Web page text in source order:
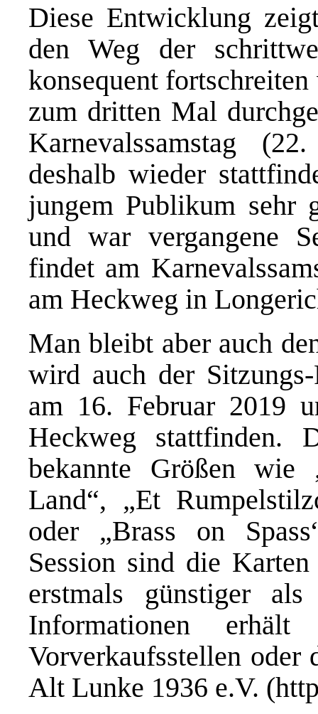
Diese Entwicklung
den Weg der
konsequent
zum dritten Mal
Karnevalssamstag
deshalb wieder
jungem Publikum sehr
und war vergangene
findet am
am Heckweg in
Man bleibt aber auch
wird auch der
am 16. Februar 2019
Heckweg stattfinden.
bekannte Größen wie
Land“, „Et
oder „Brass on
Session sind die
erstmals günstiger
Informationen
Vorverkaufsstellen
Alt Lunke 1936 e.V. (